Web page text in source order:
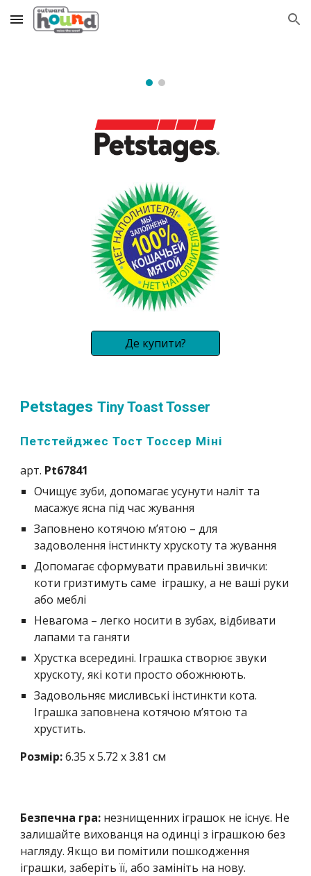
Skip to main content Skip to navigation
Де купити?
Petstages Tiny Toast Tosser
Петстейджес Тост Тоссер Міні
арт. Pt67841
Очищує зуби, допомагає усунути наліт та
масажує ясна під час жування
Заповнено котячою м’ятою – для
задоволення інстинкту хрускоту та жування
Допомагає сформувати правильні звички:
коти гризтимуть саме  іграшку, а не ваші руки
або меблі
Невагома – легко носити в зубах, відбивати
лапами та ганяти
Хрустка всередині. Іграшка створює звуки
хрускоту, які коти просто обожнюють.
Задовольняє мисливські інстинкти кота.
Іграшка заповнена котячою м’ятою та
хрустить.
Розмір: 6.35 x 5.72 x 3.81 см
Безпечна гра: незнищенних іграшок не існує. Не
залишайте вихованця на одинці з іграшкою без
нагляду. Якщо ви помітили пошкодження
іграшки, заберіть її, або замініть на нову.